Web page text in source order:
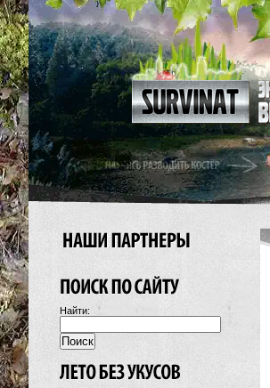
Найти: